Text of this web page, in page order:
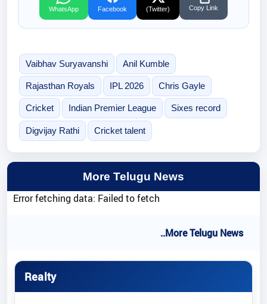
WhatsApp Facebook (Twitter) Copy Link
Vaibhav Suryavanshi Anil Kumble
Rajasthan Royals IPL 2026 Chris Gayle
Cricket Indian Premier League Sixes record
Digvijay Rathi Cricket talent
More Telugu News
Error fetching data: Failed to fetch
..More Telugu News
Realty